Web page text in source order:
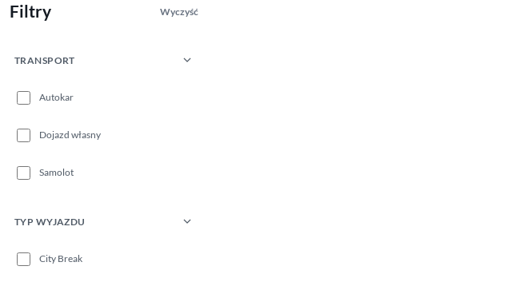
Filtry Wyczyść
TRANSPORT
Autokar
Dojazd własny
Samolot
TYP WYJAZDU
City Break